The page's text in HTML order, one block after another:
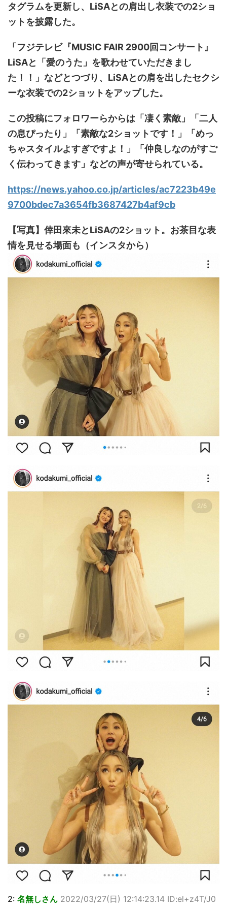
タグラムを更新し、LiSAとの肩出し衣装での2ショ
ットを披露した。
「フジテレビ『MUSIC FAIR 2900回コンサート』
LiSAと「愛のうた」を歌わせていただきまし
た！！」などとつづり、LiSAとの肩を出したセクシ
ーな衣装での2ショットをアップした。
この投稿にフォロワーらからは「凄く素敵」「二人
の息ぴったり」「素敵な2ショットです！」「めっ
ちゃスタイルよすぎですよ！」「仲良しなのがすご
く伝わってきます」などの声が寄せられている。
https://news.yahoo.co.jp/articles/ac7223b49e
9700bdec7a3654fb3687427b4af9cb
【写真】倖田來未とLiSAの2ショット。お茶目な表
情を見せる場面も（インスタから）
2: 名無しさん 2022/03/27(日) 12:14:23.14 ID:el+z4T/J0